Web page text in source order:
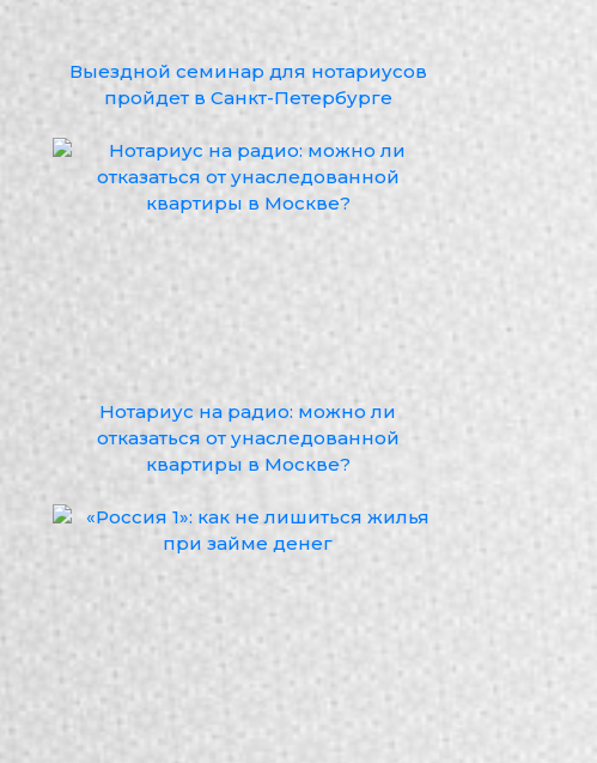
Выездной семинар для нотариусов
пройдет в Санкт-Петербурге
Нотариус на радио: можно ли
отказаться от унаследованной
квартиры в Москве?